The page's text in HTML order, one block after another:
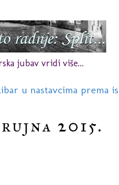
jubav vridi više...
u nastavcima prema
2015.